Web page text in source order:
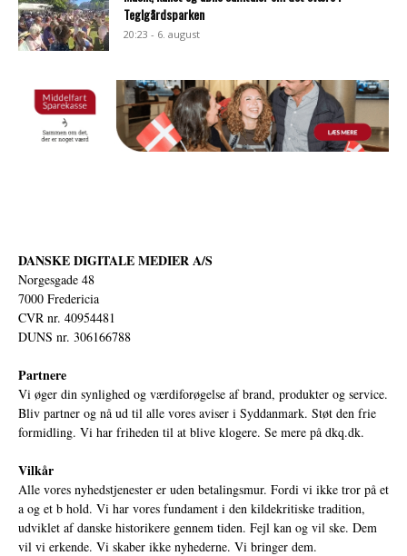
Teglgårdsparken
20:23 - 6. august
DANSKE DIGITALE MEDIER A/S
Norgesgade 48
7000 Fredericia
CVR nr. 40954481
DUNS nr. 306166788
Partnere
Vi øger din synlighed og værdiforøgelse af brand, produkter og service.
Bliv partner og nå ud til alle vores aviser i Syddanmark. Støt den frie
formidling. Vi har friheden til at blive klogere. Se mere på dkq.dk.
Vilkår
Alle vores nyhedstjenester er uden betalingsmur. Fordi vi ikke tror på et
a og et b hold. Vi har vores fundament i den kildekritiske tradition,
udviklet af danske historikere gennem tiden. Fejl kan og vil ske. Dem
vil vi erkende. Vi skaber ikke nyhederne. Vi bringer dem.